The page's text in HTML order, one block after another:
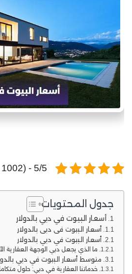
5/5 - (1002 صوت)
جدول المحتويات
أسعار البيوت في دبي بالدولار
أسعار البيوت في دبي بالدولار
أسعار البيوت في دبي بالدولار
ما الذي يجعل دبي الوجهة العقارية
متوسط أسعار البيوت في دبي
خدماتنا العقارية في دبي: حلول